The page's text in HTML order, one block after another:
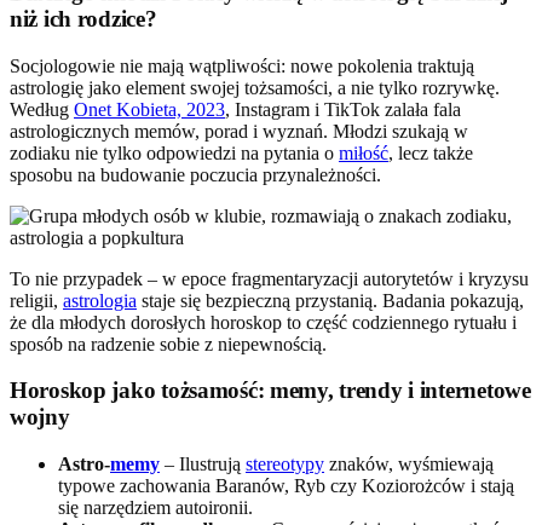
niż ich rodzice?
Socjologowie nie mają wątpliwości: nowe pokolenia traktują
astrologię jako element swojej tożsamości, a nie tylko rozrywkę.
Według Onet Kobieta, 2023, Instagram i TikTok zalała fala
astrologicznych memów, porad i wyznań. Młodzi szukają w
zodiaku nie tylko odpowiedzi na pytania o miłość, lecz także
sposobu na budowanie poczucia przynależności.
To nie przypadek – w epoce fragmentaryzacji autorytetów i kryzysu
religii, astrologia staje się bezpieczną przystanią. Badania pokazują,
że dla młodych dorosłych horoskop to część codziennego rytuału i
sposób na radzenie sobie z niepewnością.
Horoskop jako tożsamość: memy, trendy i internetowe
wojny
Astro-memy – Ilustrują stereotypy znaków, wyśmiewają
typowe zachowania Baranów, Ryb czy Koziorożców i stają
się narzędziem autoironii.